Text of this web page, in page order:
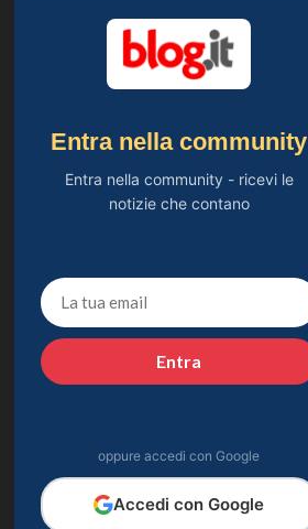
Entra nella community
Entra nella community - ricevi le
notizie che contano
Entra
oppure accedi con Google
Accedi con Google